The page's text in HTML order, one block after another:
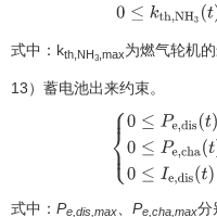
0 ≤kt h,NH3(t)≤
式中：kth,NH3 ,max为燃气轮机
13）蓄电池出来约束。
{0 ≤Pe, dis(t)≤P
式中： Pe,dis,max Pe,cha,max分